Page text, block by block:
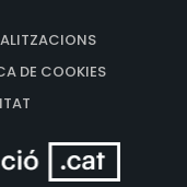
DE COOKIES